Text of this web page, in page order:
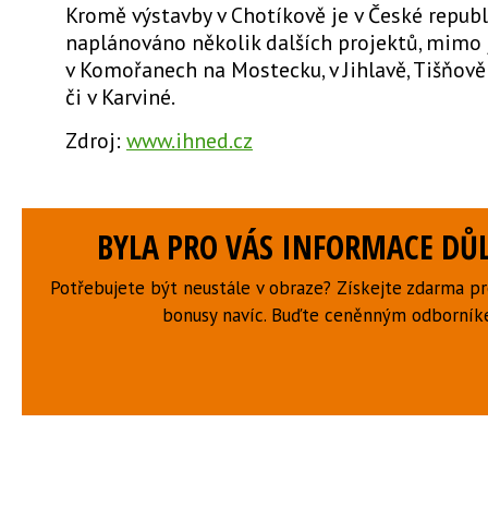
Kromě výstavby v Chotíkově je v České
naplánováno několik dalších projektů,
v Komořanech na Mostecku, v Jihlavě,
či v Karviné.
Zdroj: www.ihned.cz
BYLA PRO VÁS INFORMACE
Potřebujete být neustále v obraze? Získejte zdarma
bonusy navíc. Buďte ceněnným